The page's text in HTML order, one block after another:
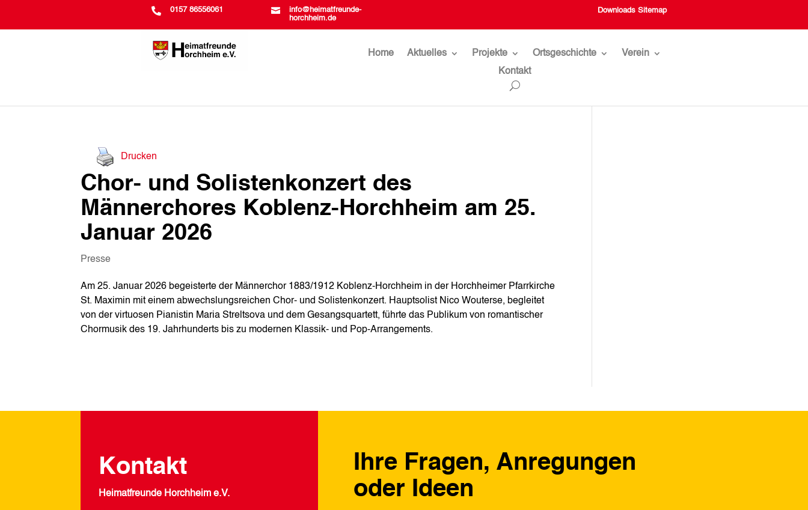
 0157 86556061 
info@heimatfreunde-
horchheim.de
Downloads Sitemap
Home Aktuelles Projekte Ortsgeschichte
Verein
Kontakt
Drucken
Chor- und Solistenkonzert des
Männerchores Koblenz-Horchheim am 25.
Januar 2026
Presse
Am 25. Januar 2026 begeisterte der Männerchor 1883/1912 Koblenz-Horchheim in der Horchheimer Pfarrkirche
St. Maximin mit einem abwechslungsreichen Chor‑ und Solistenkonzert. Hauptsolist Nico Wouterse, begleitet
von der virtuosen Pianistin Maria Streltsova und dem Gesangsquartett, führte das Publikum von romantischer
Chormusik des 19. Jahrhunderts bis zu modernen Klassik‑ und Pop‑Arrangements.
Kontakt
Heimatfreunde Horchheim e.V.
Ihre Fragen, Anregungen
oder Ideen